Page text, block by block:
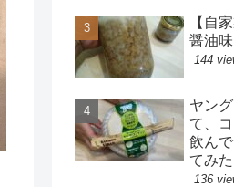
【自
醤油味
144
ヤン
て、
飲ん
てみた
136